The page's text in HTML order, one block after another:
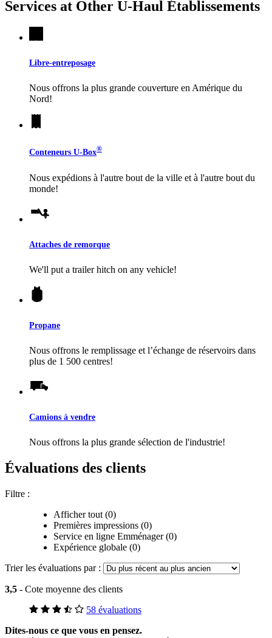
Services at Other U-Haul Établissements
Libre-entreposage
Nous offrons la plus grande couverture en Amérique du
Nord!
Conteneurs U-Box®
Nous expédions à l'autre bout de la ville et à l'autre bout du
monde!
Attaches de remorque
We'll put a trailer hitch on any vehicle!
Propane
Nous offrons le remplissage et l’échange de réservoirs dans
plus de 1 500 centres!
Camions à vendre
Nous offrons la plus grande sélection de l'industrie!
Évaluations des clients
Filtre :
Afficher tout (0)
Premières impressions (0)
Service en ligne Emménager (0)
Expérience globale (0)
Trier les évaluations par :
3,5 - Cote moyenne des clients
58 évaluations
Dites-nous ce que vous en pensez.